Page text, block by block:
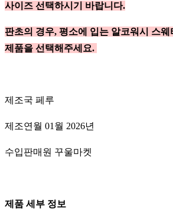
사이즈 선택하시기 바랍니다.
판초의 경우, 평소에 입는 알코워시 스
제품을 선택해주세요.
제조국 페루
제조연월 01월 2026년
수입판매원 꾸울마켓
제품 세부 정보